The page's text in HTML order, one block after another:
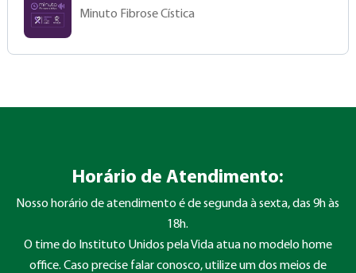
Minuto Fibrose Cística
Horário de Atendimento:
Nosso horário de atendimento é de segunda à sexta, das 9h às
18h.
O time do Instituto Unidos pela Vida atua no modelo home
office. Caso precise falar conosco, utilize um dos meios de